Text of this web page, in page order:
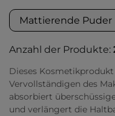
Mattierende Puder
Anzahl der Produkte:
Dieses
Vervollständigen des
absorbiert
und verlängert die